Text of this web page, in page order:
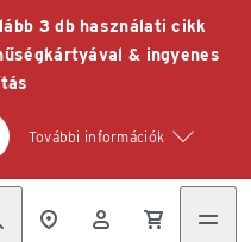
3 db használati cikk
& ingyenes
További információk